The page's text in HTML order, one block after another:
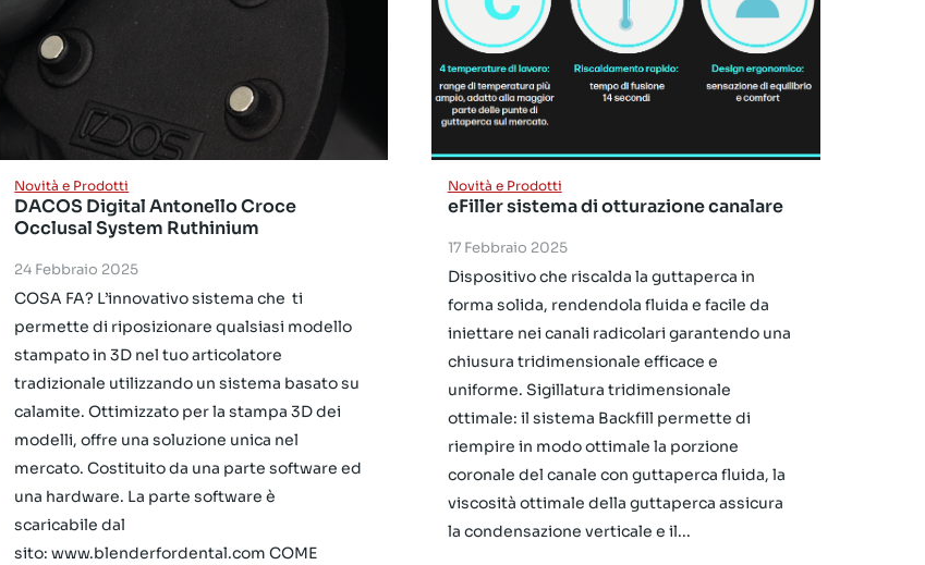
Novità e Prodotti
DACOS Digital Antonello Croce
Occlusal System Ruthinium
24 Febbraio 2025
COSA FA? L’innovativo sistema che ti
permette di riposizionare qualsiasi modello
stampato in 3D nel tuo articolatore
tradizionale utilizzando un sistema basato su
calamite. Ottimizzato per la stampa 3D dei
modelli, offre una soluzione unica nel
mercato. Costituito da una parte software ed
una hardware. La parte software è
scaricabile dal
sito: www.blenderfordental.com COME
Novità e Prodotti
eFiller sistema di otturazione canalare
17 Febbraio 2025
Dispositivo che riscalda la guttaperca in
forma solida, rendendola fluida e facile da
iniettare nei canali radicolari garantendo una
chiusura tridimensionale efficace e
uniforme. Sigillatura tridimensionale
ottimale: il sistema Backfill permette di
riempire in modo ottimale la porzione
coronale del canale con guttaperca fluida, la
viscosità ottimale della guttaperca assicura
la condensazione verticale e il...